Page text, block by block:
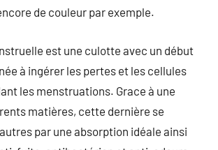
de couleur par exemple.
est une culotte avec un début
à ingérer les pertes et les cellules
les menstruations. Grace à une
matières, cette dernière se
par une absorption idéale ainsi